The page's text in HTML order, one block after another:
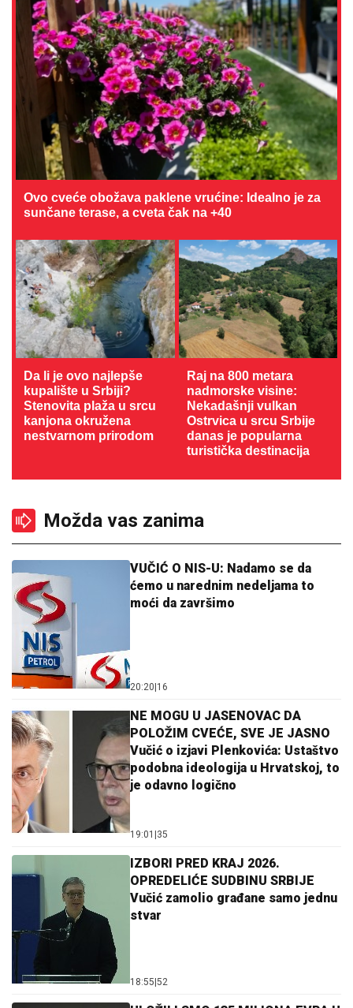
Ovo cveće obožava paklene vrućine: Idealno je za
sunčane terase, a cveta čak na +40
Da li je ovo najlepše
kupalište u Srbiji?
Stenovita plaža u srcu
kanjona okružena
nestvarnom prirodom
Raj na 800 metara
nadmorske visine:
Nekadašnji vulkan
Ostrvica u srcu Srbije
danas je popularna
turistička destinacija
Možda vas zanima
VUČIĆ O NIS-U: Nadamo se da
ćemo u narednim nedeljama to
moći da završimo
20:20 16
NE MOGU U JASENOVAC DA
POLOŽIM CVEĆE, SVE JE JASNO
Vučić o izjavi Plenkovića: Ustaštvo
podobna ideologija u Hrvatskoj, to
je odavno logično
19:01 35
IZBORI PRED KRAJ 2026.
OPREDELIĆE SUDBINU SRBIJE
Vučić zamolio građane samo jednu
stvar
18:55 52